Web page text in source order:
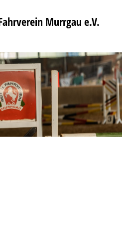
Murrgau e.V.